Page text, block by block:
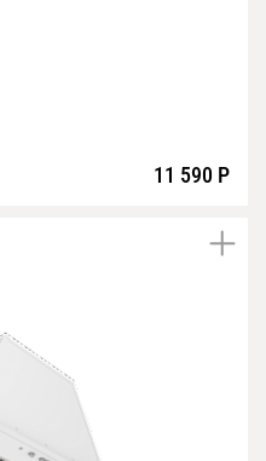
11 590 Р